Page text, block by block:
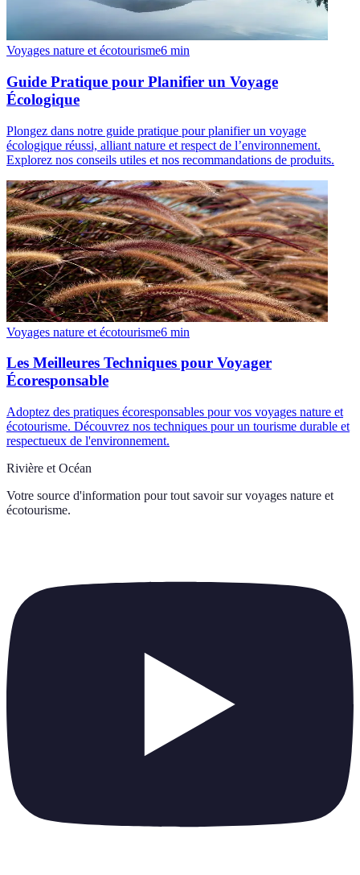
Voyages nature et écotourisme6 min
Guide Pratique pour Planifier un Voyage
Écologique
Plongez dans notre guide pratique pour planifier un voyage
écologique réussi, alliant nature et respect de l’environnement.
Explorez nos conseils utiles et nos recommandations de produits.
Voyages nature et écotourisme6 min
Les Meilleures Techniques pour Voyager
Écoresponsable
Adoptez des pratiques écoresponsables pour vos voyages nature et
écotourisme. Découvrez nos techniques pour un tourisme durable et
respectueux de l'environnement.
Rivière et Océan
Votre source d'information pour tout savoir sur voyages nature et
écotourisme.